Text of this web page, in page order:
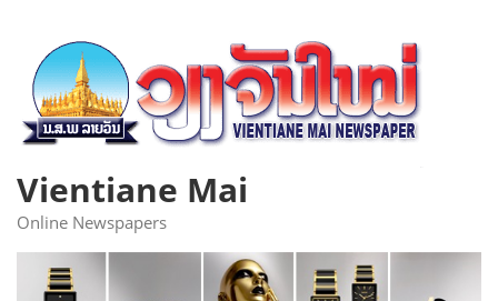
content
Vientiane Mai
Online Newspapers